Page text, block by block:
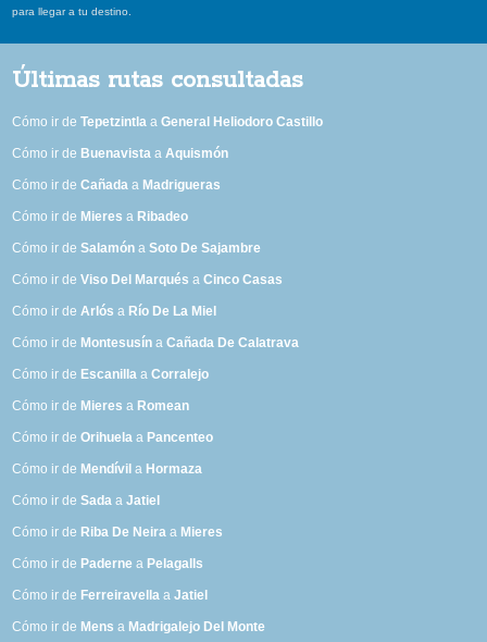
para llegar a tu destino.
Últimas rutas consultadas
Cómo ir deTepetzintla aGeneral Heliodoro Castillo
Cómo ir de Buenavista aAquismón
Cómo ir deCañada a Madrigueras
Cómo ir de Mieres a Ribadeo
Cómo ir deSalamón aSoto De Sajambre
Cómo ir deViso Del Marqués aCinco Casas
Cómo ir deArlós a Río De La Miel
Cómo ir de Montesusín aCañada De Calatrava
Cómo ir de Escanilla aCorralejo
Cómo ir de Mieres a Romean
Cómo ir deOrihuela a Pancenteo
Cómo ir de Mendívil a Hormaza
Cómo ir deSada aJatiel
Cómo ir de Riba De Neira a Mieres
Cómo ir de Paderne a Pelagalls
Cómo ir de Ferreiravella aJatiel
Cómo ir de Mens a Madrigalejo Del Monte